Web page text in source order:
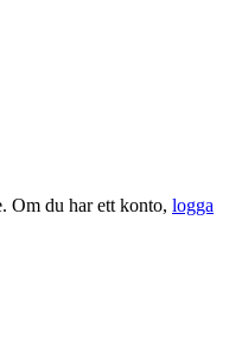
Om du har ett konto, logga